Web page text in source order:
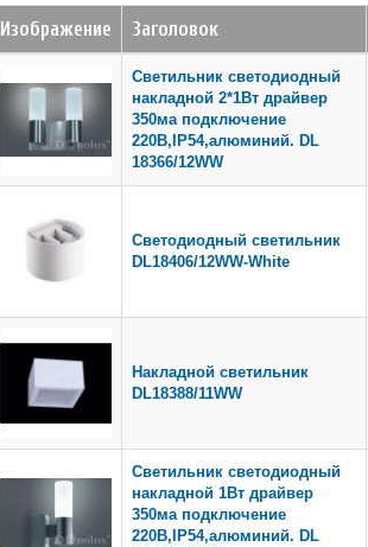
Изображение Заголовок
Светильник светодиодный
накладной 2*1Вт драйвер
350ма подключение
220В,IP54,алюминий. DL
18366/12WW
Cветодиодный светильник
DL18406/12WW-White
Накладной светильник
DL18388/11WW
Светильник светодиодный
накладной 1Вт драйвер
350ма подключение
220В,IP54,алюминий. DL